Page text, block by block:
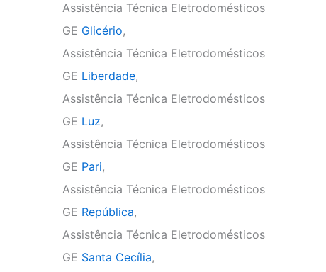
Assistência Técnica Eletrodomésticos
GE Glicério,
Assistência Técnica Eletrodomésticos
GE Liberdade,
Assistência Técnica Eletrodomésticos
GE Luz,
Assistência Técnica Eletrodomésticos
GE Pari,
Assistência Técnica Eletrodomésticos
GE República,
Assistência Técnica Eletrodomésticos
GE Santa Cecília,